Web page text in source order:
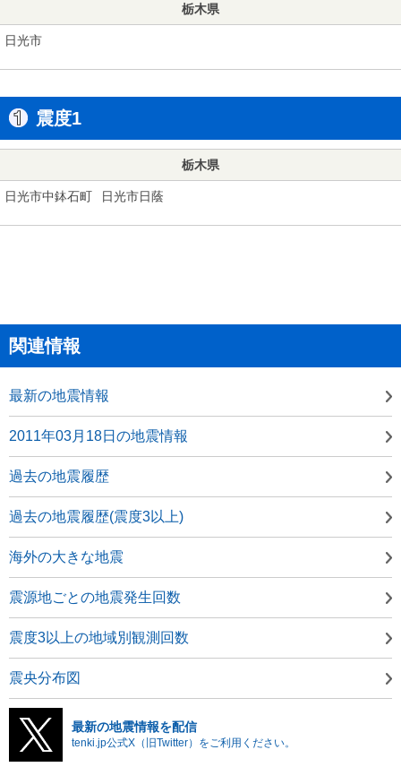
栃木県
日光市
震度1
栃木県
日光市中鉢石町 日光市日蔭
関連情報
最新の地震情報
2011年03月18日の地震情報
過去の地震履歴
過去の地震履歴(震度3以上)
海外の大きな地震
震源地ごとの地震発生回数
震度3以上の地域別観測回数
震央分布図
最新の地震情報を配信
tenki.jp公式X（旧Twitter）をご利用ください。